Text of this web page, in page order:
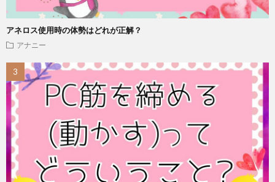
アネロス使用時の体勢はどれが正解？
アナニー